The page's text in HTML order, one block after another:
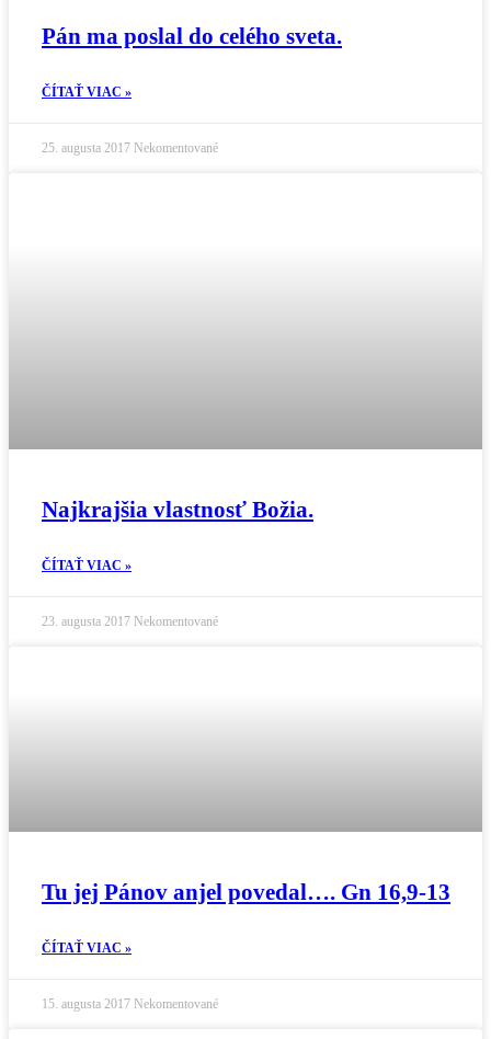
Pán ma poslal do celého sveta.
ČÍTAŤ VIAC »
25. augusta 2017 Nekomentované
Najkrajšia vlastnosť Božia.
ČÍTAŤ VIAC »
23. augusta 2017 Nekomentované
Tu jej Pánov anjel povedal…. Gn 16,9-13
ČÍTAŤ VIAC »
15. augusta 2017 Nekomentované